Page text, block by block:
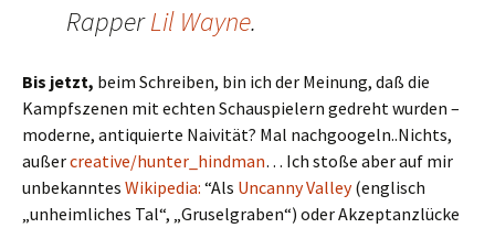
RapperLil Wayne.
Bis jetzt, beim Schreiben, bin ich der Meinung, daß die
Kampfszenen mit echten Schauspielern gedreht wurden –
moderne, antiquierte Naivität? Mal nachgoogeln..Nichts,
außercreative/hunter_hindman… Ich stoße aber auf mir
unbekanntes Wikipedia: “Als Uncanny Valley(englisch
„unheimliches Tal“, „Gruselgraben“) oder Akzeptanzlücke